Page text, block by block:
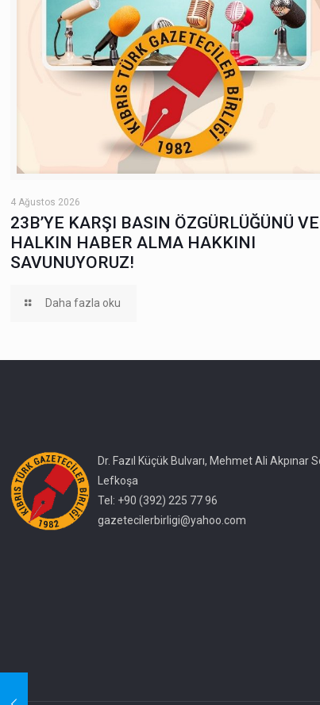
4 Ağustos 2026
23B’YE KARŞI BASIN ÖZGÜRLÜĞÜNÜ VE
HALKIN HABER ALMA HAKKINI
SAVUNUYORUZ!
Daha fazla oku
Dr. Fazıl Küçük Bulvarı, Mehmet Ali Akpınar
Lefkoşa
Tel: +90 (392) 225 77 96
gazetecilerbirligi@yahoo.com